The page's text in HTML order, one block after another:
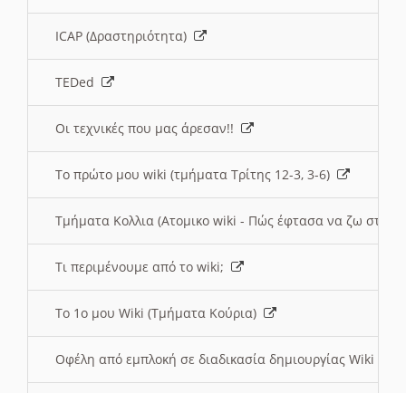
ICAP (Δραστηριότητα)
TEDed
Οι τεχνικές που μας άρεσαν!!
Το πρώτο μου wiki (τμήματα Τρίτης 12-3, 3-6)
Τμήματα Κολλια (Ατομικο wiki - Πώς έφτασα να ζω στην
Τι περιμένουμε από το wiki;
Το 1ο μου Wiki (Τμήματα Κούρια)
Οφέλη από εμπλοκή σε διαδικασία δημιουργίας Wiki